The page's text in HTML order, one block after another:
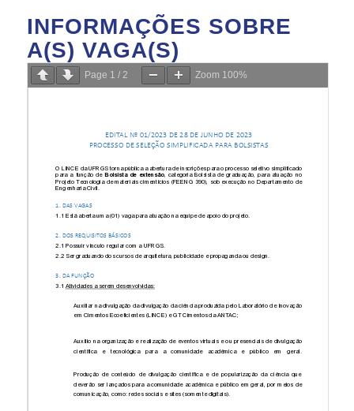
INFORMAÇÕES SOBRE
A(S) VAGA(S)
Page 1 / 2 Zoom 100%